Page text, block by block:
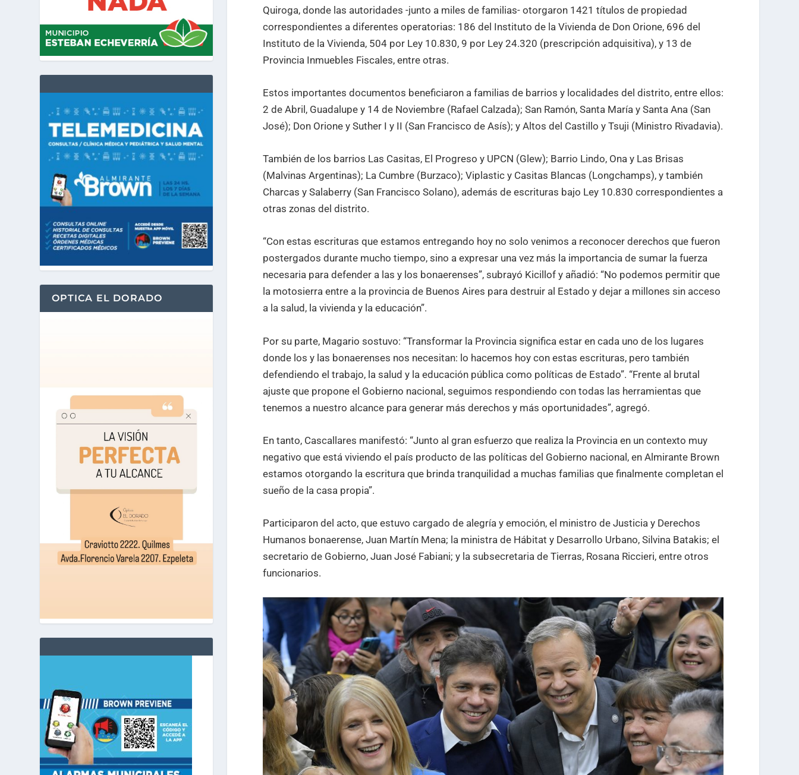
Quiroga, donde las autoridades -junto a miles de familias- otorgaron 1421 títulos de propiedad
correspondientes a diferentes operatorias: 186 del Instituto de la Vivienda de Don Orione, 696 del
Instituto de la Vivienda, 504 por Ley 10.830, 9 por Ley 24.320 (prescripción adquisitiva), y 13 de
Provincia Inmuebles Fiscales, entre otras.
Estos importantes documentos beneficiaron a familias de barrios y localidades del distrito, entre ellos:
2 de Abril, Guadalupe y 14 de Noviembre (Rafael Calzada); San Ramón, Santa María y Santa Ana (San
José); Don Orione y Suther I y II (San Francisco de Asís); y Altos del Castillo y Tsuji (Ministro Rivadavia).
También de los barrios Las Casitas, El Progreso y UPCN (Glew); Barrio Lindo, Ona y Las Brisas
(Malvinas Argentinas); La Cumbre (Burzaco); Viplastic y Casitas Blancas (Longchamps), y también
Charcas y Salaberry (San Francisco Solano), además de escrituras bajo Ley 10.830 correspondientes a
otras zonas del distrito.
“Con estas escrituras que estamos entregando hoy no solo venimos a reconocer derechos que fueron
postergados durante mucho tiempo, sino a expresar una vez más la importancia de sumar la fuerza
necesaria para defender a las y los bonaerenses”, subrayó Kicillof y añadió: “No podemos permitir que
la motosierra entre a la provincia de Buenos Aires para destruir al Estado y dejar a millones sin acceso
a la salud, la vivienda y la educación”.
Por su parte, Magario sostuvo: “Transformar la Provincia significa estar en cada uno de los lugares
donde los y las bonaerenses nos necesitan: lo hacemos hoy con estas escrituras, pero también
defendiendo el trabajo, la salud y la educación pública como políticas de Estado”. “Frente al brutal
ajuste que propone el Gobierno nacional, seguimos respondiendo con todas las herramientas que
tenemos a nuestro alcance para generar más derechos y más oportunidades”, agregó.
En tanto, Cascallares manifestó: “Junto al gran esfuerzo que realiza la Provincia en un contexto muy
negativo que está viviendo el país producto de las políticas del Gobierno nacional, en Almirante Brown
estamos otorgando la escritura que brinda tranquilidad a muchas familias que finalmente completan el
sueño de la casa propia”.
Participaron del acto, que estuvo cargado de alegría y emoción, el ministro de Justicia y Derechos
Humanos bonaerense, Juan Martín Mena; la ministra de Hábitat y Desarrollo Urbano, Silvina Batakis; el
secretario de Gobierno, Juan José Fabiani; y la subsecretaria de Tierras, Rosana Riccieri, entre otros
funcionarios.
OPTICA EL DORADO